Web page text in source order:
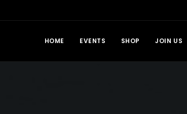
HOME EVENTS SHOP JOIN US